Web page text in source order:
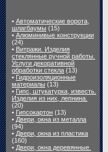
• Автоматические ворота,
шлагбаумы (15)
• Алюминивые конструкции
(24)
• Витражи. Изделия
стеклянные ручной работы.
Услуги декоративной
обработки стекла (13)
• Гидроизоляционные
материалы (13)
• Гипс, штукатурка, известь.
Изделия из них, лепнина.
(20)
• Гипсокартон (13)
• Двери, окна из металла
(94)
• Двери, окна из пластика
(160)
• Двери, окна деревянные.